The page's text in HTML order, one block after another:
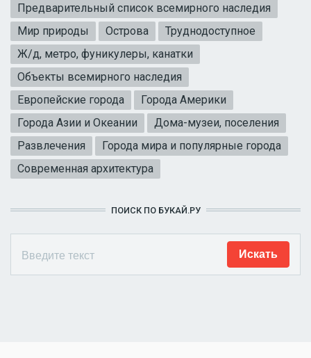
Предварительный список всемирного наследия
Мир природы
Острова
Труднодоступное
Ж/д, метро, фуникулеры, канатки
Объекты всемирного наследия
Европейские города
Города Америки
Города Азии и Океании
Дома-музеи, поселения
Развлечения
Города мира и популярные города
Современная архитектура
ПОИСК ПО БУКАЙ.РУ